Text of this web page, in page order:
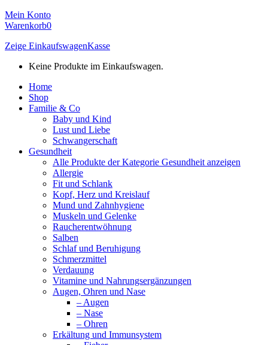
Mein Konto
Warenkorb0
Zeige EinkaufswagenKasse
Keine Produkte im Einkaufswagen.
Home
Shop
Familie & Co
Baby und Kind
Lust und Liebe
Schwangerschaft
Gesundheit
Alle Produkte der Kategorie Gesundheit anzeigen
Allergie
Fit und Schlank
Kopf, Herz und Kreislauf
Mund und Zahnhygiene
Muskeln und Gelenke
Raucherentwöhnung
Salben
Schlaf und Beruhigung
Schmerzmittel
Verdauung
Vitamine und Nahrungsergänzungen
Augen, Ohren und Nase
– Augen
– Nase
– Ohren
Erkältung und Immunsystem